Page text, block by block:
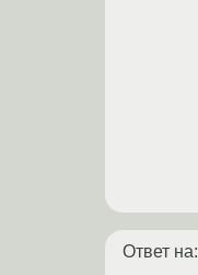
Ответ на: